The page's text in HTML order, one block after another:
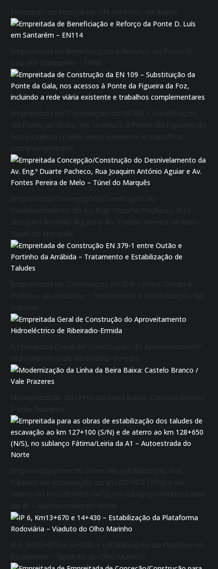
Expansão do Parque de GPL no Porto de Aveiro
Empreitada de Beneficiação e Reforço da Ponte D.
Luís em Santarém – EN114
Empreitada de Construção da EN 109 – Substituição
da Ponte da Gala, nos acessos à Ponte da Figueira da
Foz, incluindo a rede viária existente e trabalhos
complementares
Empreitada Concepção/Construção do
Desnivelamento da Av. Eng.º Duarte Pacheco, Rua
Joaquim António Aguiar e Av. Fontes Pereira de Melo –
Túnel do Marquês
Empreitada de Construção EN 379-1 entre Outão e
Portinho da Arrábida – Tratamento e Estabilização de
Taludes
Empreitada Geral de Construção do Aproveitamento
Hidroeléctrico de Ribeiradio-Ermida
Modernização da Linha da Beira Baixa: Castelo Branco
/ Vale Prazeres
Empreitada para as obras de estabilização dos
taludes de escavação ao km 127+100 (S/N) e de
aterro ao km 128+650 (N/S), no sublanço Fátima/Leiria
da A1 – Autoestrada do Norte
IP 6, Km13+670 e 14+430 – Estabilização da Plataforma
Rodoviária – Viaduto do Olho Marinho